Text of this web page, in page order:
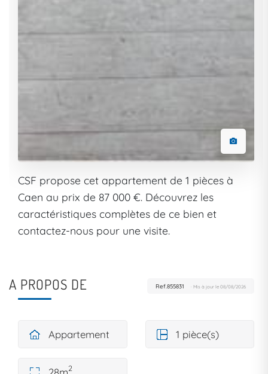
CSF propose cet appartement de 1 pièces à
Caen au prix de 87 000 €. Découvrez les
caractéristiques complètes de ce bien et
contactez-nous pour une visite.
A PROPOS DE Ref.855831 · Mis à jour le 08/08/2026
Appartement 1 pièce(s)
2